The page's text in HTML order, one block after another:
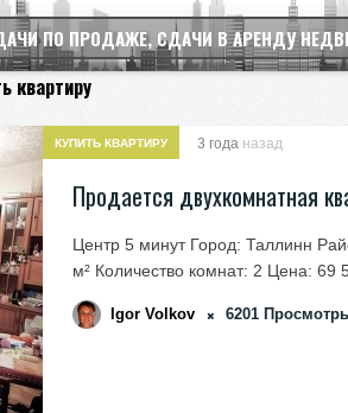
ПО ПРОДАЖЕ, СДАЧИ В АРЕНДУ
квартиру
КУПИТЬ КВАРТИРУ 3 года назад
Продается двухкомнатная
Центр 5 минут Город: Таллинн
м² Количество комнат: 2 Цена: 69
Igor Volkov 6201